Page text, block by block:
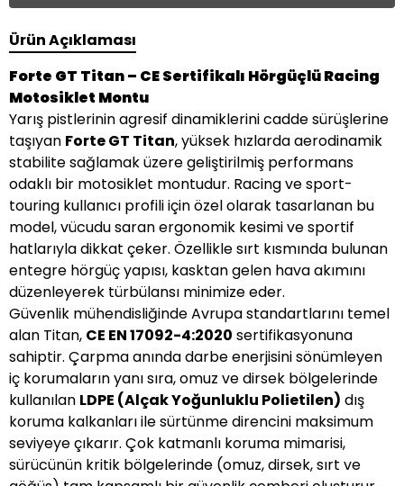
Ürün Açıklaması
Forte GT Titan – CE Sertifikalı Hörgüçlü Racing
Motosiklet Montu
Yarış pistlerinin agresif dinamiklerini cadde sürüşlerine
taşıyan Forte GT Titan, yüksek hızlarda aerodinamik
stabilite sağlamak üzere geliştirilmiş performans
odaklı bir motosiklet montudur. Racing ve sport-
touring kullanıcı profili için özel olarak tasarlanan bu
model, vücudu saran ergonomik kesimi ve sportif
hatlarıyla dikkat çeker. Özellikle sırt kısmında bulunan
entegre hörgüç yapısı, kasktan gelen hava akımını
düzenleyerek türbülansı minimize eder.
Güvenlik mühendisliğinde Avrupa standartlarını temel
alan Titan, CE EN 17092-4:2020 sertifikasyonuna
sahiptir. Çarpma anında darbe enerjisini sönümleyen
iç korumaların yanı sıra, omuz ve dirsek bölgelerinde
kullanılan LDPE (Alçak Yoğunluklu Polietilen) dış
koruma kalkanları ile sürtünme direncini maksimum
seviyeye çıkarır. Çok katmanlı koruma mimarisi,
sürücünün kritik bölgelerinde (omuz, dirsek, sırt ve